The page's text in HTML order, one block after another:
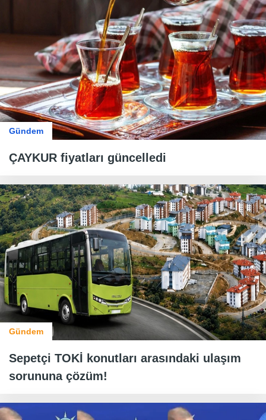
Gündem
ÇAYKUR fiyatları güncelledi
Gündem
Sepetçi TOKİ konutları arasındaki ulaşım
sorununa çözüm!